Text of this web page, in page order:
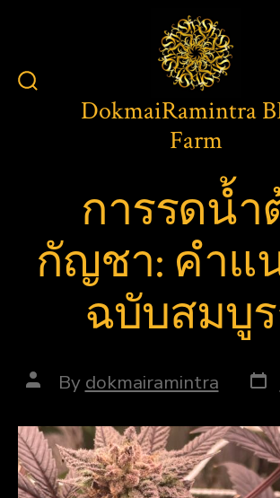
content
DokmaiRamintra
Farm
การรดน้
กัญชา: คำแ
ฉบับสมบู
Post
author
By dokmairamintra